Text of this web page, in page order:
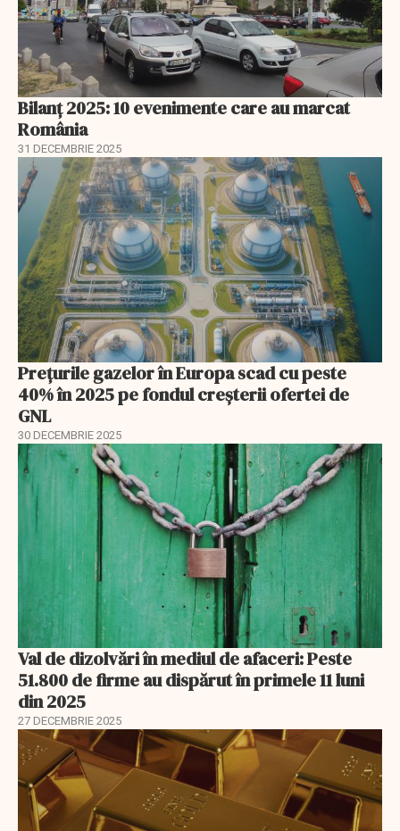
Bilanț 2025: 10 evenimente care au marcat
România
31 DECEMBRIE 2025
Prețurile gazelor în Europa scad cu peste
40% în 2025 pe fondul creșterii ofertei de
GNL
30 DECEMBRIE 2025
Val de dizolvări în mediul de afaceri: Peste
51.800 de firme au dispărut în primele 11 luni
din 2025
27 DECEMBRIE 2025